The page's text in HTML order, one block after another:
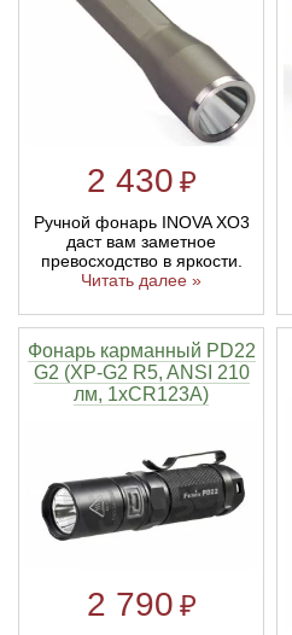
2 430 ₽
Ручной фонарь INOVA XO3
даст вам заметное
превосходство в яркости.
Читать далее »
Фонарь карманный PD22
G2 (XP-G2 R5, ANSI 210
лм, 1xCR123A)
2 790 ₽